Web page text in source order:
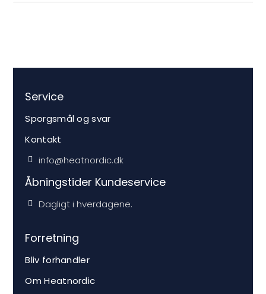
Service
Sporgsmål og svar
Kontakt
info@heatnordic.dk
Åbningstider Kundeservice
Dagligt i hverdagene.
Forretning
Bliv forhandler
Om Heatnordic